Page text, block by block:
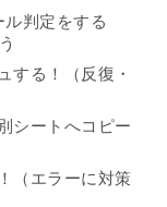
判定をする
る！（反復・
シートへコピー
（エラーに対策